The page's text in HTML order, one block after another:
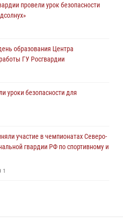
обеспечили
"Зенит" - "Балтика"
обнаружил
объявленный в розыск
при совершении кражи в
провели урок безопасности
образования Центра
ГУ Росгвардии
уроки безопасности для
участие в чемпионатах Северо-
гвардии РФ по спортивному и
1